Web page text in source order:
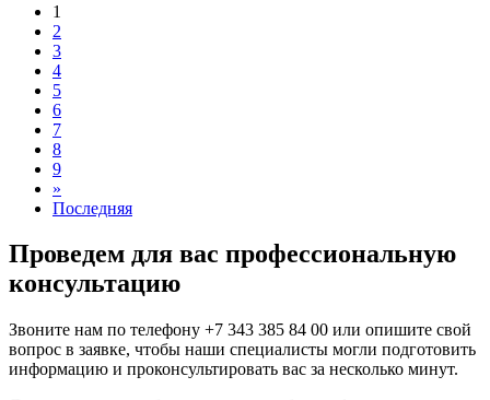
1
2
3
4
5
6
7
8
9
»
Последняя
Проведем для вас профессиональную
консультацию
Звоните нам по телефону +7 343 385 84 00 или опишите свой
вопрос в заявке, чтобы наши специалисты могли подготовить
информацию и проконсультировать вас за несколько минут.